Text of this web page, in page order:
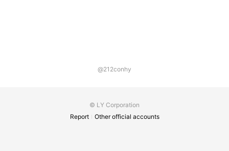
@212conhy
© LY Corporation
Report
Other official accounts